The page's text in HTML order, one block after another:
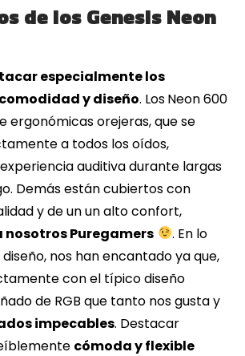
de losGenesis Neon
especialmente los
y diseño. LosNeon 600
ergonómicas orejeras, que se
a todos los oídos,
auditiva durante largas
Demás están cubiertos con
y de un un alto confort,
Puregamers
. En lo
nos han encantado ya que,
con el típico diseño
de RGB que tanto nos gusta y
impecables. Destacar
cómoda y flexible